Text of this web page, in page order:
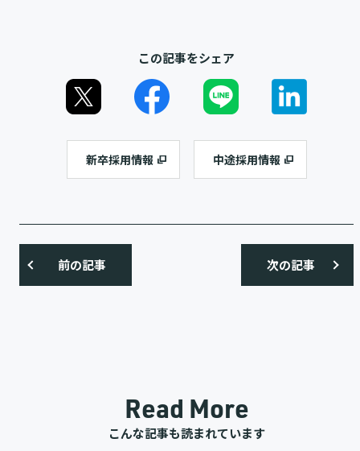
この記事をシェア
新卒採用情報 中途採用情報
前の記事 次の記事
Read More
こんな記事も読まれています